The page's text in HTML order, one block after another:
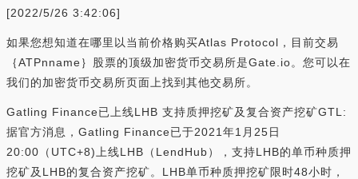
[2022/5/26 3:42:06]
如果您想知道在哪里以当前价格购买Atlas Protocol，目前交易
｛ATPnname｝股票的顶级加密货币交易所是Gate.io。您可以在
我们的加密货币交易所页面上找到其他交易所。
Gatling Finance已上线LHB 支持质押挖矿及复合资产挖矿GTL:
据官方消息，Gatling Finance已于2021年1月25日
20:00（UTC+8)上线LHB（LendHub），支持LHB的单币种质押
挖矿及LHB的复合资产挖矿。LHB单币种质押挖矿限时48小时，